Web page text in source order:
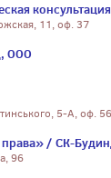
11, оф. 37
ООО
5-А, оф. 56
/ СК-
96